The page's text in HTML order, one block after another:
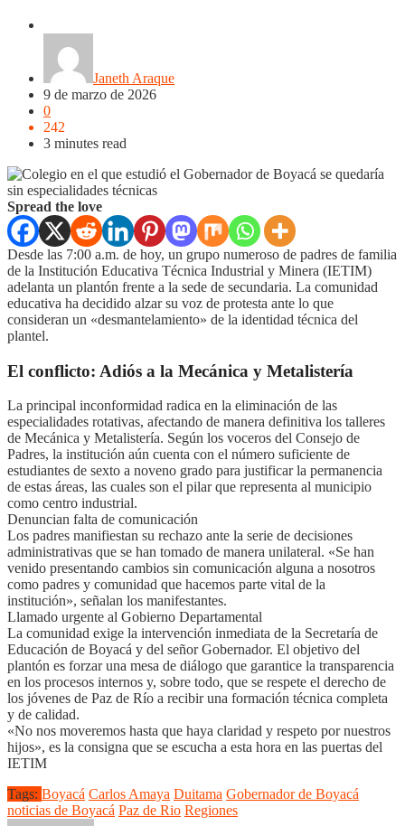
Janeth Araque
9 de marzo de 2026
0
242
3 minutes read
Spread the love
Desde las 7:00 a.m. de hoy, un grupo numeroso de padres de familia
de la Institución Educativa Técnica Industrial y Minera (IETIM)
adelanta un plantón frente a la sede de secundaria. La comunidad
educativa ha decidido alzar su voz de protesta ante lo que
consideran un «desmantelamiento» de la identidad técnica del
plantel.
El conflicto: Adiós a la Mecánica y Metalistería
La principal inconformidad radica en la eliminación de las
especialidades rotativas, afectando de manera definitiva los talleres
de Mecánica y Metalistería. Según los voceros del Consejo de
Padres, la institución aún cuenta con el número suficiente de
estudiantes de sexto a noveno grado para justificar la permanencia
de estas áreas, las cuales son el pilar que representa al municipio
como centro industrial.
Denuncian falta de comunicación
Los padres manifiestan su rechazo ante la serie de decisiones
administrativas que se han tomado de manera unilateral. «Se han
venido presentando cambios sin comunicación alguna a nosotros
como padres y comunidad que hacemos parte vital de la
institución», señalan los manifestantes.
Llamado urgente al Gobierno Departamental
La comunidad exige la intervención inmediata de la Secretaría de
Educación de Boyacá y del señor Gobernador. El objetivo del
plantón es forzar una mesa de diálogo que garantice la transparencia
en los procesos internos y, sobre todo, que se respete el derecho de
los jóvenes de Paz de Río a recibir una formación técnica completa
y de calidad.
«No nos moveremos hasta que haya claridad y respeto por nuestros
hijos», es la consigna que se escucha a esta hora en las puertas del
IETIM
Tags: Boyacá Carlos Amaya Duitama Gobernador de Boyacá
noticias de Boyacá Paz de Rio Regiones